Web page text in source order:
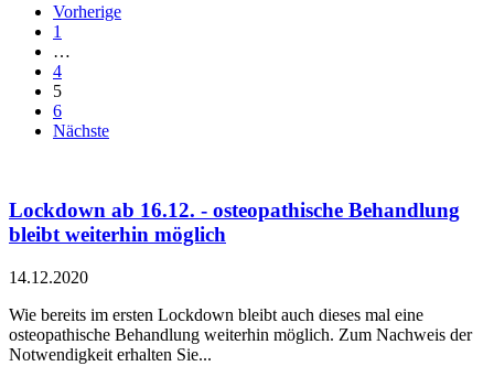
Vorherige
1
…
4
5
6
Nächste
Lockdown ab 16.12. - osteopathische Behandlung
bleibt weiterhin möglich
14.12.2020
Wie bereits im ersten Lockdown bleibt auch dieses mal eine
osteopathische Behandlung weiterhin möglich. Zum Nachweis der
Notwendigkeit erhalten Sie...